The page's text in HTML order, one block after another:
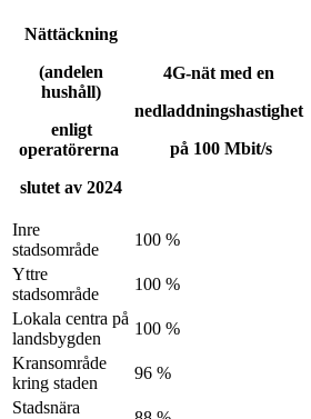
Nättäckning
(andelen
hushåll)
enligt
operatörerna
slutet av 2024
4G-nät med en
nedladdningshastighet
på 100 Mbit/s
Inre
stadsområde
100 %
Yttre
stadsområde
100 %
Lokala centra på
landsbygden
100 %
Kransområde
kring staden
96 %
Stadsnära